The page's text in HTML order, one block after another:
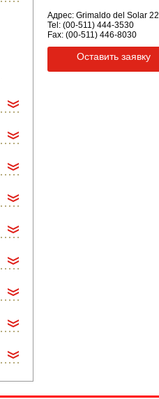
Адрес: Grimaldo del Solar
Tel: (00-511) 444-3530
Fax: (00-511) 446-8030
Оставить заявку